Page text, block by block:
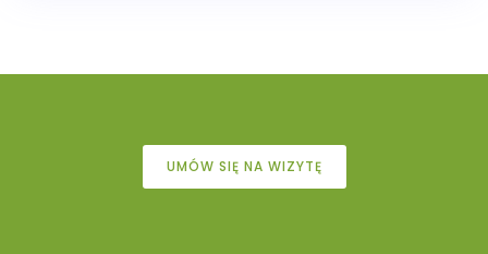
UMÓW SIĘ NA WIZYTĘ